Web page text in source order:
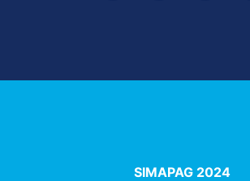
SIMAPAG 2024